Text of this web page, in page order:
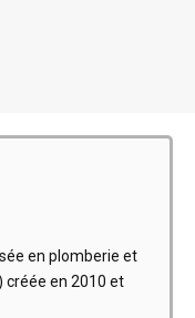
en plomberie et
en 2010 et